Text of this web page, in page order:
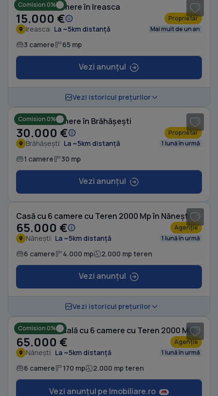
Comision 0%
Casă cu 3 camere în Ireasca
15.000 € Proprietar
Ireasca La ~5km distanță Mai mult de un an
3 camere 65 mp
Vezi anunțul
Vezi istoricul prețurilor
Comision 0%
Casă cu 1 camere în Brăhășești
30.000 € Proprietar
Brăhășești La ~5km distanță 1 lună în urmă
1 camere 30 mp
Vezi anunțul
Casă cu 6 camere cu Teren 2000 Mp în Nănești
65.000 € Agenție
Nănești La ~5km distanță 1 lună în urmă
6 camere 4.000 mp 2.000 mp teren
Vezi anunțul
Vezi istoricul prețurilor
Comision 0% Casă individuală cu 6 camere cu Teren 2000 Mp în Nănești
65.000 € Agenție
Nănești La ~5km distanță 1 lună în urmă
6 camere 170 mp 2.000 mp teren
Vezi anunțul pe Imobiliare.ro